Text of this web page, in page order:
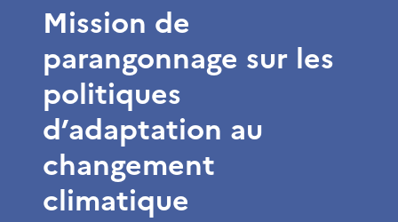
Mission de
parangonnage sur les
politiques
d’adaptation au
changement
climatique